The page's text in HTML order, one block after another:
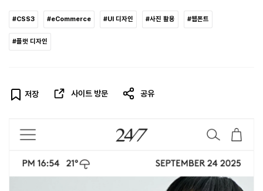
#CSS3 #eCommerce #UI 디자인 #사진 활용 #웹폰트
#플랫 디자인
저장 사이트 방문 공유